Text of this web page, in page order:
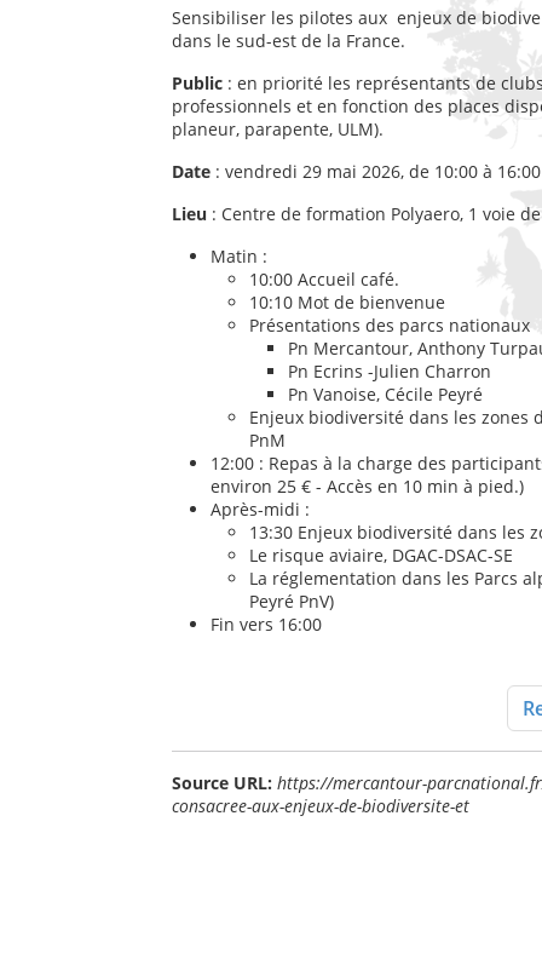
Sensibiliser les pilotes aux enjeux de
dans le sud-est de la France.
Public : en priorité les représentants de
professionnels et en fonction des places
planeur, parapente, ULM).
Date : vendredi 29 mai 2026, de 10:00 à 16:00
Lieu : Centre de formation Polyaero, 1 voie
Matin :
10:00 Accueil café.
10:10 Mot de bienvenue
Présentations des parcs nationaux
Pn Mercantour, Anthony
Pn Ecrins -Julien Charron
Pn Vanoise, Cécile Peyré
Enjeux biodiversité dans les zones
PnM
12:00 : Repas à la charge des
environ 25 € - Accès en 10 min à pied.)
Après-midi :
13:30 Enjeux biodiversité dans les
Le risque aviaire, DGAC-DSAC-SE
La réglementation dans les Parcs
Peyré PnV)
Fin vers 16:00
Source URL: https://mercantour-
consacree-aux-enjeux-de-biodiversite-et